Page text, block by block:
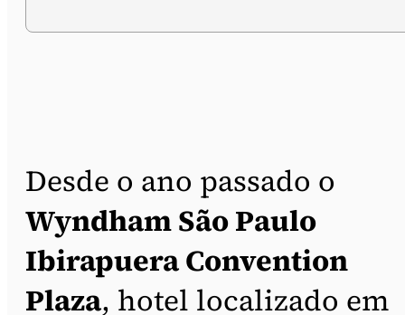
Desde o ano passado o
Wyndham São Paulo
Ibirapuera Convention
Plaza, hotel localizado em